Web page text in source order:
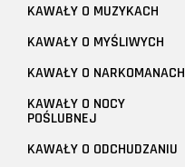
KAWAŁY O MUZYKACH
KAWAŁY O MYŚLIWYCH
KAWAŁY O NARKOMANACH
KAWAŁY O NOCY
POŚLUBNEJ
KAWAŁY O ODCHUDZANIU